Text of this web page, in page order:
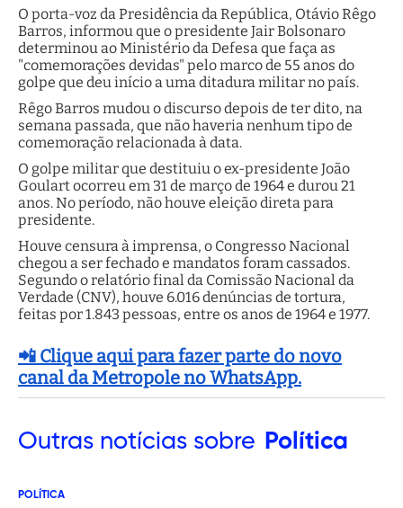
O porta-voz da Presidência da República, Otávio Rêgo
Barros, informou que o presidente Jair Bolsonaro
determinou ao Ministério da Defesa que faça as
"comemorações devidas" pelo marco de 55 anos do
golpe que deu início a uma ditadura militar no país.
Rêgo Barros mudou o discurso depois de ter dito, na
semana passada, que não haveria nenhum tipo de
comemoração relacionada à data.
O golpe militar que destituiu o ex-presidente João
Goulart ocorreu em 31 de março de 1964 e durou 21
anos. No período, não houve eleição direta para
presidente.
Houve censura à imprensa, o Congresso Nacional
chegou a ser fechado e mandatos foram cassados.
Segundo o relatório final da Comissão Nacional da
Verdade (CNV), houve 6.016 denúncias de tortura,
feitas por 1.843 pessoas, entre os anos de 1964 e 1977.
📲 Clique aqui para fazer parte do novo
canal da Metropole no WhatsApp.
Outras notícias sobre Política
POLÍTICA